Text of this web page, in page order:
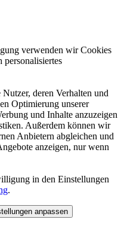
verwenden wir Cookies
deren Verhalten und
Optimierung unserer
und Inhalte anzuzeigen
Außerdem können wir
Anbietern abgleichen und
anzeigen, nur wenn
in den Einstellungen
.
anpassen